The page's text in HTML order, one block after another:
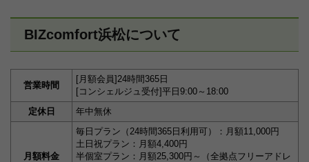
BIZcomfort浜松について
営業時間
[月額会員]24時間365日
[コンシェルジュ受付]平日9:00～18:00
定休日
年中無休
月額料金
毎日プラン（24時間365日利用可）：月額11,000円
土日祝プラン：月額4,400円
半個室プラン：月額25,300円～（全拠点フリーアドレ